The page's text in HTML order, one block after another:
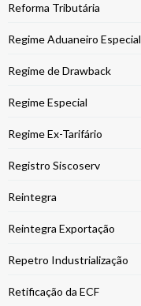
Reforma Tributária
Regime Aduaneiro Especial
Regime de Drawback
Regime Especial
Regime Ex-Tarifário
Registro Siscoserv
Reintegra
Reintegra Exportação
Repetro Industrialização
Retificação da ECF